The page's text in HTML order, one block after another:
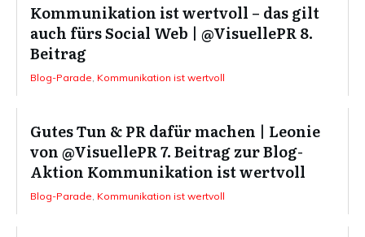
Kommunikation ist wertvoll – das gilt
auch fürs Social Web | @VisuellePR 8.
Beitrag
Blog-Parade Kommunikation ist wertvoll
Gutes Tun & PR dafür machen | Leonie
von @VisuellePR 7. Beitrag zur Blog-
Aktion Kommunikation ist wertvoll
Blog-Parade Kommunikation ist wertvoll